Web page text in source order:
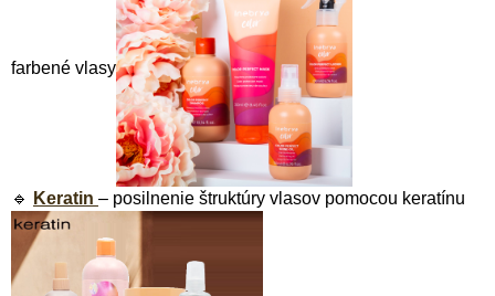
farbené vlasy
🔹 Keratin – posilnenie štruktúry vlasov pomocou keratínu